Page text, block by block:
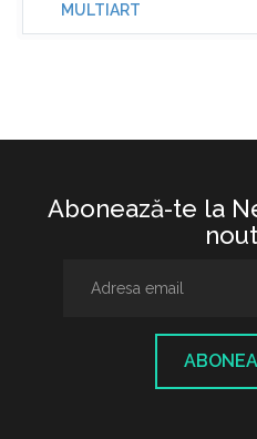
MULTIART
Abonează-te la